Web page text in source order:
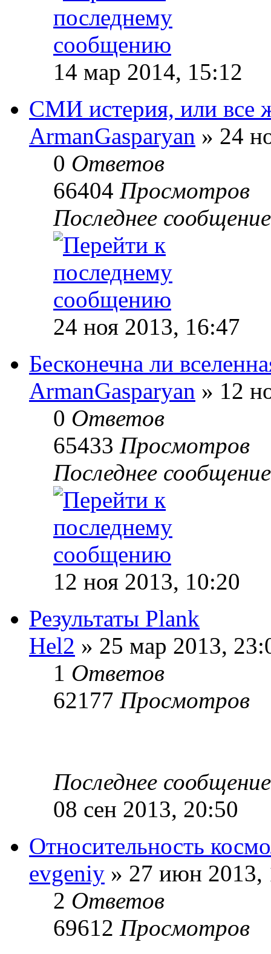
14 мар 2014, 15:12
СМИ истерия, или все
ArmanGasparyan » 24
0 Ответов
66404 Просмотров
Последнее
24 ноя 2013, 16:47
Бесконечна ли
ArmanGasparyan » 12
0 Ответов
65433 Просмотров
Последнее
12 ноя 2013, 10:20
Результаты Plank
Hel2 » 25 мар 2013,
1 Ответов
62177 Просмотров
Последнее
08 сен 2013, 20:50
Относительность
evgeniy » 27 июн 2013,
2 Ответов
69612 Просмотров